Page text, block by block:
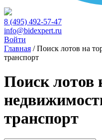
8 (495) 492-57-47
info@bidexpert.ru
Войти
Главная /Поиск лотов на
транспорт
Поиск лотов
транспорт